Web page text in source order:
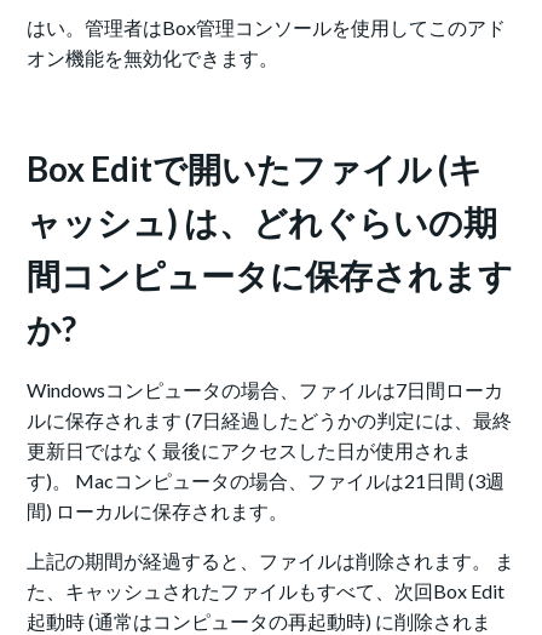
はい。管理者はBox管理コンソールを使用してこのアド
オン機能を無効化できます。
Box Editで開いたファイル (キ
ャッシュ) は、どれぐらいの期
間コンピュータに保存されます
か?
Windowsコンピュータの場合、ファイルは7日間ローカ
ルに保存されます (7日経過したどうかの判定には、最終
更新日ではなく最後にアクセスした日が使用されま
す)。 Macコンピュータの場合、ファイルは21日間 (3週
間) ローカルに保存されます。
上記の期間が経過すると、ファイルは削除されます。 ま
た、キャッシュされたファイルもすべて、次回Box Edit
起動時 (通常はコンピュータの再起動時) に削除されま